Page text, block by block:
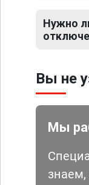
Нужно
Вы не
Мы